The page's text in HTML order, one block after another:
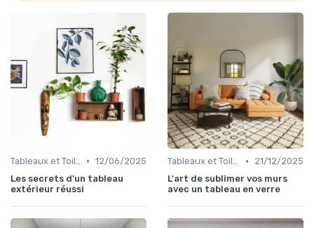
Tableaux et Toiles • 12/06/2025
Les secrets d'un tableau
extérieur réussi
Tableaux et Toiles •
21/12/2025
L'art de sublimer vos murs
avec un tableau en verre